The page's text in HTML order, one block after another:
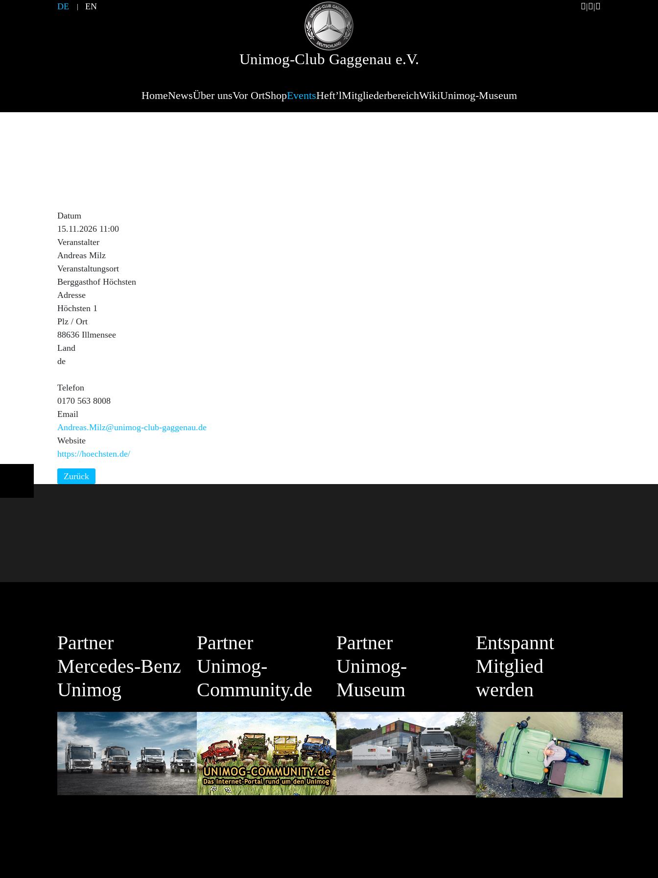
DE EN
Unimog-Club Gaggenau e.V.
HomeNewsÜber unsVor OrtShopEventsHeft’lMitgliederbereichWikiUnimog-Museum
Datum
15.11.2026 11:00
Veranstalter
Andreas Milz
Veranstaltungsort
Berggasthof Höchsten
Adresse
Höchsten 1
Plz / Ort
88636 Illmensee
Land
de
Telefon
0170 563 8008
Email
Andreas.Milz@unimog-club-gaggenau.de
Website
https://hoechsten.de/
Zurück
Partner
Mercedes-Benz
Unimog
Partner
Unimog-
Community.de
Partner
Unimog-
Museum
Entspannt
Mitglied
werden